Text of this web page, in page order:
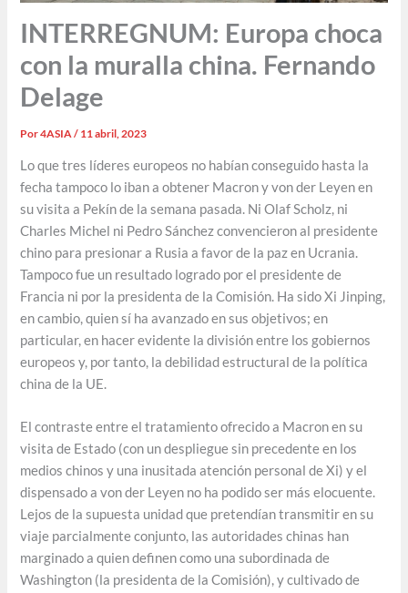
INTERREGNUM: Europa choca
con la muralla china. Fernando
Delage
Por4ASIA/ 11 abril, 2023
Lo que tres líderes europeos no habían conseguido hasta la
fecha tampoco lo iban a obtener Macron y von der Leyen en
su visita a Pekín de la semana pasada. Ni Olaf Scholz, ni
Charles Michel ni Pedro Sánchez convencieron al presidente
chino para presionar a Rusia a favor de la paz en Ucrania.
Tampoco fue un resultado logrado por el presidente de
Francia ni por la presidenta de la Comisión. Ha sido Xi Jinping,
en cambio, quien sí ha avanzado en sus objetivos; en
particular, en hacer evidente la división entre los gobiernos
europeos y, por tanto, la debilidad estructural de la política
china de la UE.
El contraste entre el tratamiento ofrecido a Macron en su
visita de Estado (con un despliegue sin precedente en los
medios chinos y una inusitada atención personal de Xi) y el
dispensado a von der Leyen no ha podido ser más elocuente.
Lejos de la supuesta unidad que pretendían transmitir en su
viaje parcialmente conjunto, las autoridades chinas han
marginado a quien definen como una subordinada de
Washington (la presidenta de la Comisión), y cultivado de